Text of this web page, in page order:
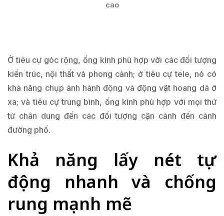
cao
Ở tiêu cự góc rộng, ống kính phù hợp với các đối tượng
kiến ​​trúc, nội thất và phong cảnh; ở tiêu cự tele, nó có
khả năng chụp ảnh hành động và động vật hoang dã ở
xa; và tiêu cự trung bình, ống kính phù hợp với mọi thứ
từ chân dung đến các đối tượng cận cảnh đến cảnh
đường phố.
Khả năng lấy nét tự
động nhanh và chống
rung mạnh mẽ